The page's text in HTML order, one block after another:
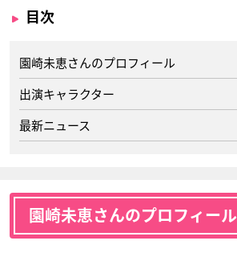
目次
園崎未恵さんのプロフィール
出演キャラクター
最新ニュース
園崎未恵さんのプロフィール